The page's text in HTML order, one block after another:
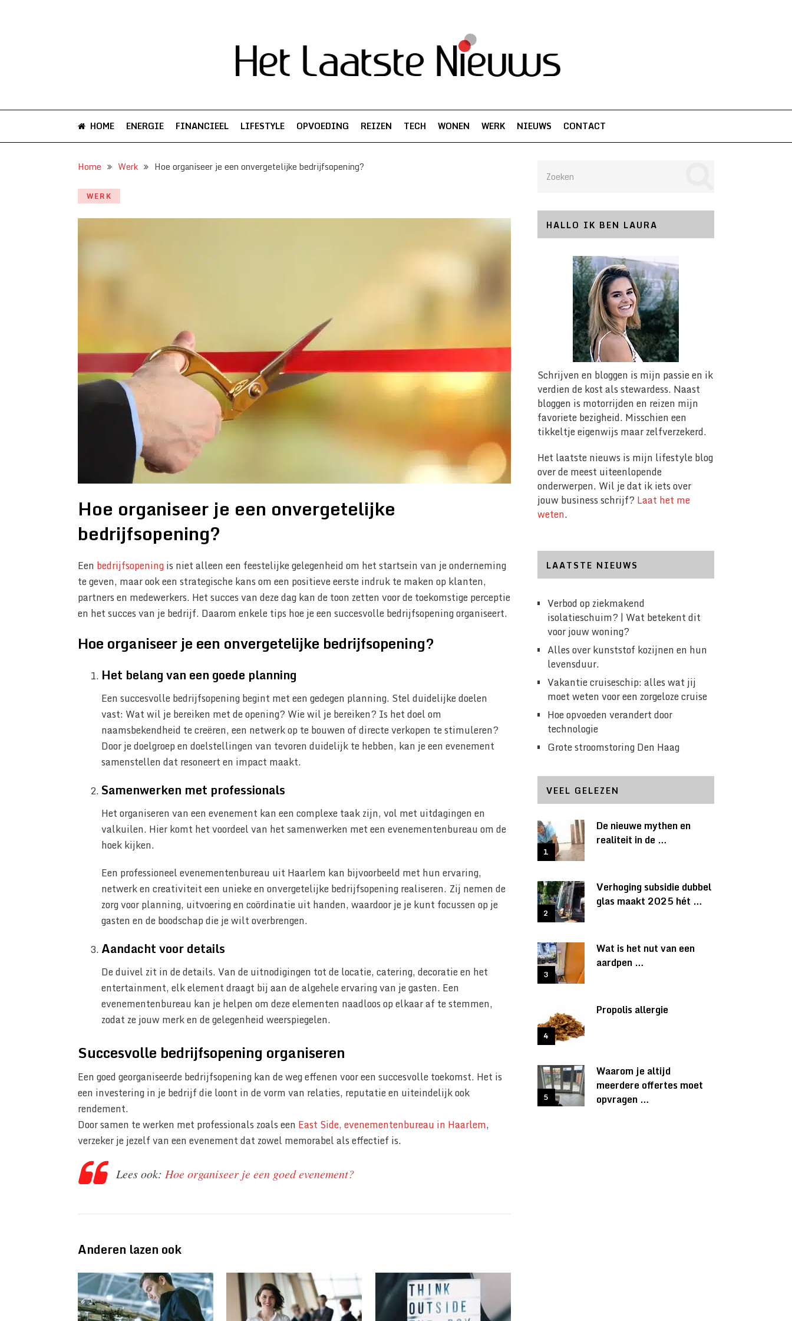
HOME ENERGIE FINANCIEEL LIFESTYLE OPVOEDING REIZEN TECH WONEN WERK NIEUWS CONTACT
Home Werk Hoe organiseer je een onvergetelijke bedrijfsopening?
WERK
Hoe organiseer je een onvergetelijke
bedrijfsopening?
Een bedrijfsopeningis niet alleen een feestelijke gelegenheid om het startsein van je onderneming
te geven, maar ook een strategische kans om een positieve eerste indruk te maken op klanten,
partners en medewerkers. Het succes van deze dag kan de toon zetten voor de toekomstige perceptie
en het succes van je bedrijf. Daarom enkele tips hoe je een succesvolle bedrijfsopening organiseert.
Hoe organiseer je een onvergetelijke bedrijfsopening?
Het belang van een goede planning
Een succesvolle bedrijfsopening begint met een gedegen planning. Stel duidelijke doelen
vast: Wat wil je bereiken met de opening? Wie wil je bereiken? Is het doel om
naamsbekendheid te creëren, een netwerk op te bouwen of directe verkopen te stimuleren?
Door je doelgroep en doelstellingen van tevoren duidelijk te hebben, kan je een evenement
samenstellen dat resoneert en impact maakt.
Samenwerken met professionals
Het organiseren van een evenement kan een complexe taak zijn, vol met uitdagingen en
valkuilen. Hier komt het voordeel van het samenwerken met een evenementenbureau om de
hoek kijken.
Een professioneel evenementenbureau uit Haarlem kan bijvoorbeeld met hun ervaring,
netwerk en creativiteit een unieke en onvergetelijke bedrijfsopening realiseren. Zij nemen de
zorg voor planning, uitvoering en coördinatie uit handen, waardoor je je kunt focussen op je
gasten en de boodschap die je wilt overbrengen.
Aandacht voor details
De duivel zit in de details. Van de uitnodigingen tot de locatie, catering, decoratie en het
entertainment, elk element draagt bij aan de algehele ervaring van je gasten. Een
evenementenbureau kan je helpen om deze elementen naadloos op elkaar af te stemmen,
zodat ze jouw merk en de gelegenheid weerspiegelen.
Succesvolle bedrijfsopening organiseren
Een goed georganiseerde bedrijfsopening kan de weg effenen voor een succesvolle toekomst. Het is
een investering in je bedrijf die loont in de vorm van relaties, reputatie en uiteindelijk ook
rendement.
Door samen te werken met professionals zoals een East Side, evenementenbureau in Haarlem,
verzeker je jezelf van een evenement dat zowel memorabel als effectief is.
Lees ook: Hoe organiseer je een goed evenement?
Anderen lazen ook
HALLO IK BEN LAURA
Schrijven en bloggen is mijn passie en ik
verdien de kost als stewardess. Naast
bloggen is motorrijden en reizen mijn
favoriete bezigheid. Misschien een
tikkeltje eigenwijs maar zelfverzekerd.
Het laatste nieuws is mijn lifestyle blog
over de meest uiteenlopende
onderwerpen. Wil je dat ik iets over
jouw business schrijf? Laat het me
weten.
LAATSTE NIEUWS
Verbod op ziekmakend
isolatieschuim? | Wat betekent dit
voor jouw woning?
Alles over kunststof kozijnen en hun
levensduur.
Vakantie cruiseschip: alles wat jij
moet weten voor een zorgeloze cruise
Hoe opvoeden verandert door
technologie
Grote stroomstoring Den Haag
VEEL GELEZEN
De nieuwe mythen en
realiteit in de …
Verhoging subsidie dubbel
glas maakt 2025 hét …
Wat is het nut van een
aardpen …
Propolis allergie
Waarom je altijd
meerdere offertes moet
opvragen …